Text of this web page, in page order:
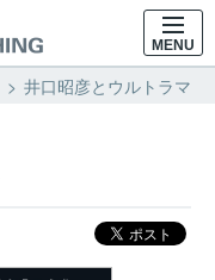
MENU
井口昭彦とウルトラマ